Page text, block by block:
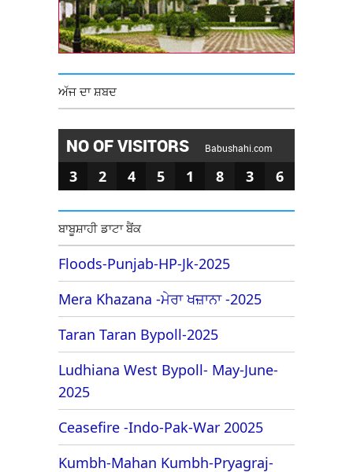
ਅੱਜ ਦਾ ਸ਼ਬਦ
NO OF VISITORS Babushahi.com
3 2 4 5 1 8 3 6
ਬਾਬੂਸ਼ਾਹੀ ਡਾਟਾ ਬੈਂਕ
Floods-Punjab-HP-Jk-2025
Mera Khazana -ਮੇਰਾ ਖਜ਼ਾਨਾ -2025
Taran Taran Bypoll-2025
Ludhiana West Bypoll- May-June-
2025
Ceasefire -Indo-Pak-War 20025
Kumbh-Mahan Kumbh-Pryagraj-